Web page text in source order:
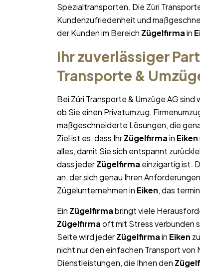
Spezialtransporten. Die Züri
Kundenzufriedenheit und
der Kunden im Bereich Zügelfirmain
Ihr zuverlässiger
Transporte &
Bei Züri Transporte & Umzüge AG
ob Sie einen Privatumzug,
maßgeschneiderte Lösungen, die
Ziel ist es, dass IhrZügelfirmain Eiken
alles, damit Sie sich entspannt
dass jederZügelfirma einzigartig ist.
an, der sich genau Ihren
Zügelunternehmen in Eiken, das
Ein Zügelfirmabringt viele
Zügelfirmaoft mit Stress verbunden
Seite wird jederZügelfirmain Eiken
nicht nur den einfachen Transport von
Dienstleistungen, die Ihnen den